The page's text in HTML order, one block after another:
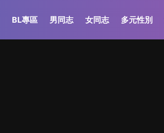
BL專區 男同志 女同志 多元性別